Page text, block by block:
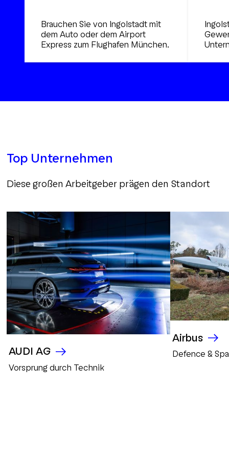
Brauchen Sie von Ingolstadt mit
dem Auto oder dem Airport
Express zum Flughafen München.
Top Unternehmen
Diese großen Arbeitgeber prägen den Standort
AUDI AG
Vorsprung durch Technik
Airbus
Defence &